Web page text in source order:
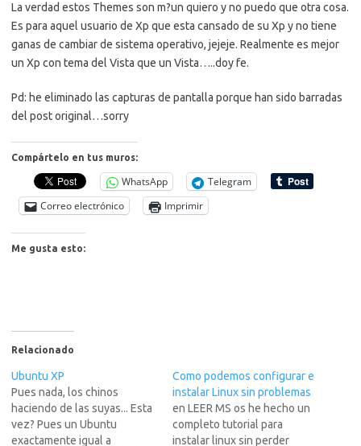
La verdad estos Themes son m?un quiero y no puedo que otra cosa.
Es para aquel usuario de Xp que esta cansado de su Xp y no tiene
ganas de cambiar de sistema operativo, jejeje. Realmente es mejor
un Xp con tema del Vista que un Vista…..doy fe.
Pd: he eliminado las capturas de pantalla porque han sido barradas
del post original…sorry
Compártelo en tus muros:
WhatsApp
Telegram
Correo electrónico
Imprimir
Me gusta esto:
Relacionado
Ubuntu XP
Pues nada, los chinos
haciendo de las suyas... Esta
vez? Pues un Ubuntu
exactamente igual a
Como podemos configurar e
instalar Linux sin problemas
en LEER MS os he hecho un
completo tutorial para
instalar linux sin perder